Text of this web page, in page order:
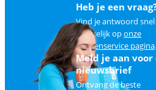
Heb je een
Vind je antwoord snel
makkelijk oponze
klantenservice pagina.
Meld je aan voor
nieuwsbrief
Ontvang de beste